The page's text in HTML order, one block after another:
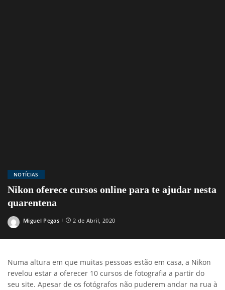
NOTÍCIAS
Nikon oferece cursos online para te ajudar nesta
quarentena
Posted
Miguel Pegas 2 de Abril, 2020
Numa altura em que muitas pessoas estão em casa, a Nikon
revelou estar a oferecer 10 cursos de fotografia a partir do
seu site. Apesar de os fotógrafos não puderem andar na rua à